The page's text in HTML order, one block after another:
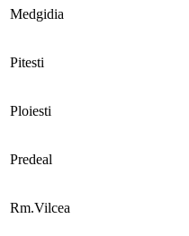
Medgidia
Pitesti
Ploiesti
Predeal
Rm.Vilcea